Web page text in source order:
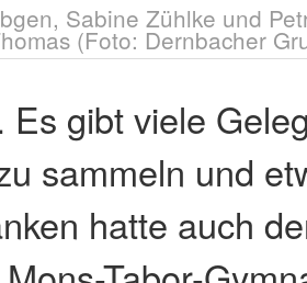
Sabine Zühlke und
(Foto: Dernbacher
Es gibt viele
sammeln und
hatte auch